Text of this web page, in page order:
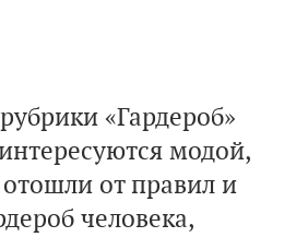
«Гардероб»
модой,
от правил и
человека,